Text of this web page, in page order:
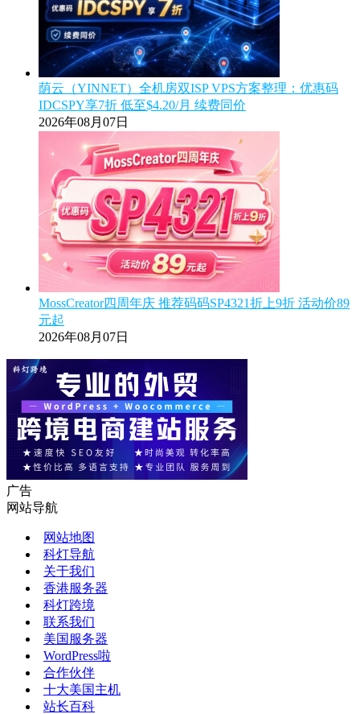
荫云（YINNET）全机房双ISP VPS方案整理：优惠码
IDCSPY享7折 低至$4.20/月 续费同价
2026年08月07日
MossCreator四周年庆 推荐码码SP4321折上9折 活动价89
元起
2026年08月07日
广告
网站导航
网站地图
科灯导航
关于我们
香港服务器
科灯跨境
联系我们
美国服务器
WordPress啦
合作伙伴
十大美国主机
站长百科